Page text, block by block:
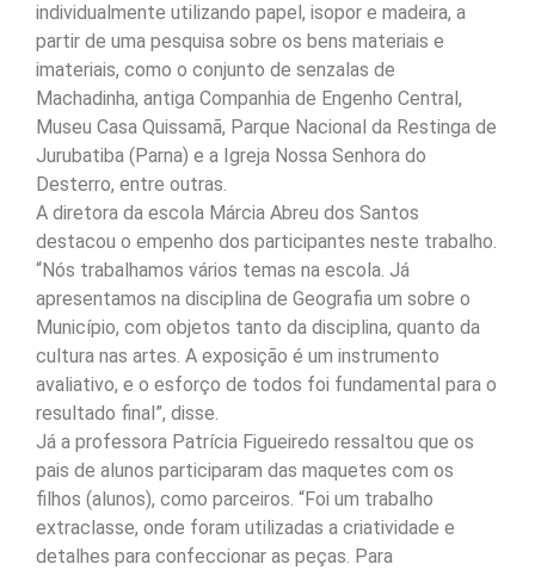
individualmente utilizando papel, isopor e madeira, a
partir de uma pesquisa sobre os bens materiais e
imateriais, como o conjunto de senzalas de
Machadinha, antiga Companhia de Engenho Central,
Museu Casa Quissamã, Parque Nacional da Restinga de
Jurubatiba (Parna) e a Igreja Nossa Senhora do
Desterro, entre outras.
A diretora da escola Márcia Abreu dos Santos
destacou o empenho dos participantes neste trabalho.
“Nós trabalhamos vários temas na escola. Já
apresentamos na disciplina de Geografia um sobre o
Município, com objetos tanto da disciplina, quanto da
cultura nas artes. A exposição é um instrumento
avaliativo, e o esforço de todos foi fundamental para o
resultado final”, disse.
Já a professora Patrícia Figueiredo ressaltou que os
pais de alunos participaram das maquetes com os
filhos (alunos), como parceiros. “Foi um trabalho
extraclasse, onde foram utilizadas a criatividade e
detalhes para confeccionar as peças. Para